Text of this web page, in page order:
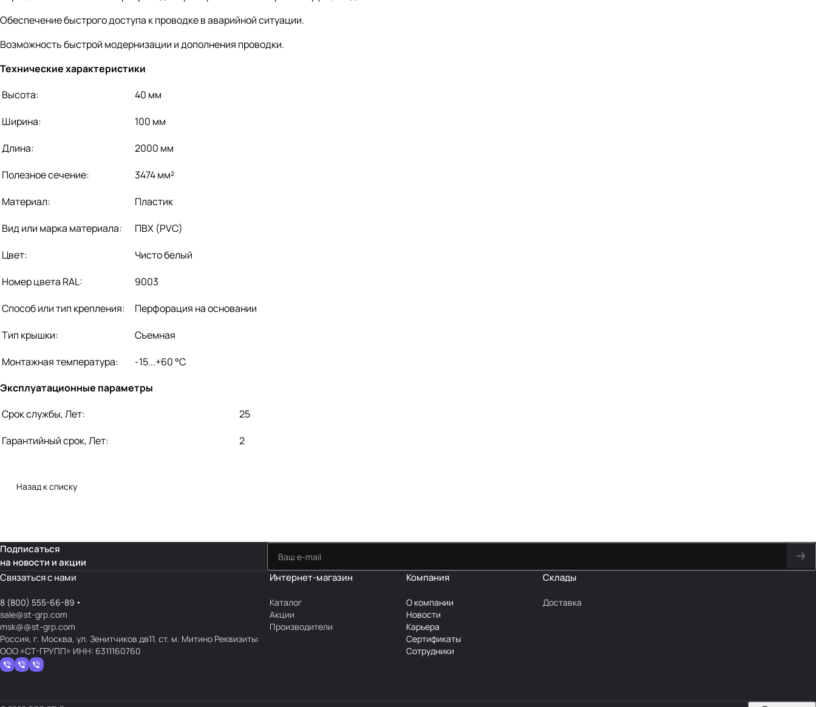
Обеспечение быстрого доступа к проводке в аварийной ситуации.
Возможность быстрой модернизации и дополнения проводки.
Технические характеристики
Высота:
40 мм
Ширина:
100 мм
Длина:
2000 мм
Полезное сечение:
3474 мм²
Материал:
Пластик
Вид или марка материала:
ПВХ (PVC)
Цвет:
Чисто белый
Номер цвета RAL:
9003
Способ или тип крепления:
Перфорация на основании
Тип крышки:
Съемная
Монтажная температура:
-15...+60 °C
Эксплуатационные параметры
Срок службы, Лет:
25
Гарантийный срок, Лет:
2
Назад к списку
Подписаться
на новости и акции
Связаться с нами
8 (800) 555-66-89
sale@st-grp.com
msk@@st-grp.com
Россия, г. Москва, ул. Зенитчиков дв11. ст. м. Митино Реквизиты:
ООО «СТ-ГРУПП» ИНН: 6311160760
Интернет-магазин
Каталог
Акции
Производители
Компания
О компании
Новости
Карьера
Сертификаты
Сотрудники
Склады
Доставка